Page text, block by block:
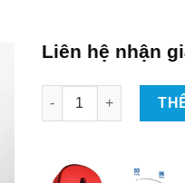
Liên hệ nhận
Gắn Tay Nắm Cửa